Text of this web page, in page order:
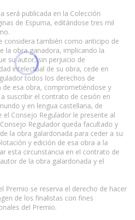
será publicada en la Colección
de Espuma, editándose tres mil
considera también como anticipo de
la obra ganadora, implicando la
su autor, sin perjuicio de
intelectual de su obra, cede en
todos los derechos de
de esa obra, comprometiéndose y
suscribir el contrato de cesión en
y en lengua castellana, de
el Consejo Regulador le presente al
Regulador queda facultado y
la obra galardonada para ceder a su
y edición de esa obra a la
esta circunstancia en el contrato de
de la obra galardonada y el
Premio se reserva el derecho de hacer
de los finalistas con fines
del Premio.